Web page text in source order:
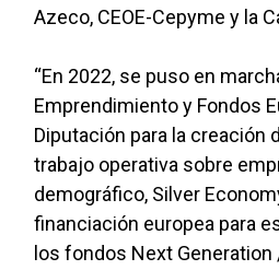
Azeco, CEOE-Cepyme y la
“En 2022, se puso en
Emprendimiento y Fondos
Diputación para la creación
trabajo operativa sobre
demográfico, Silver
financiación europea para
los fondos Next Generation